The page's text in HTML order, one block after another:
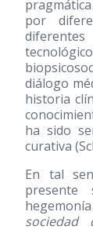
por
diálogo
historia
ha sido
curativa
En tal